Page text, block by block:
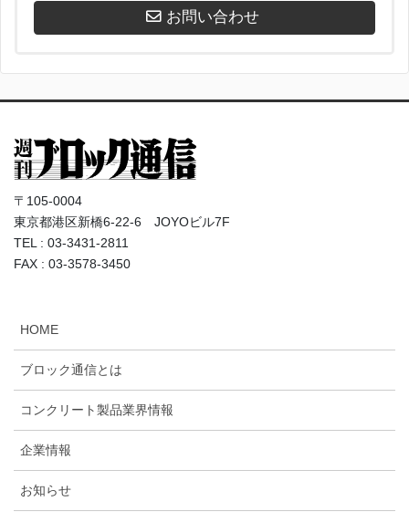
お問い合わせ
〒105-0004
東京都港区新橋6-22-6 JOYOビル7F
TEL : 03-3431-2811
FAX : 03-3578-3450
HOME
ブロック通信とは
コンクリート製品業界情報
企業情報
お知らせ